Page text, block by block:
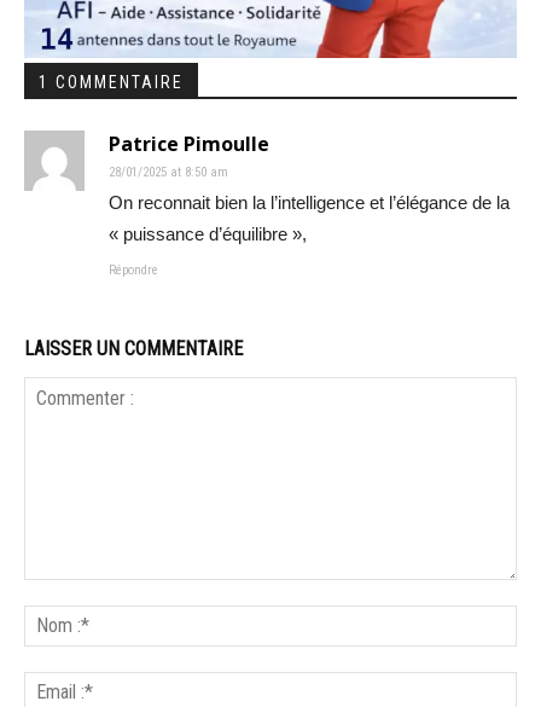
1 COMMENTAIRE
Patrice Pimoulle
28/01/2025 at 8:50 am
On reconnait bien la l’intelligence et l’élégance de la
« puissance d’équilibre »,
Répondre
LAISSER UN COMMENTAIRE